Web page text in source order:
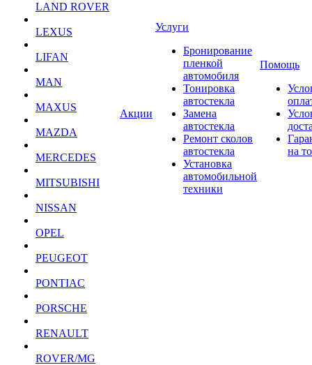
LAND ROVER
LEXUS
LIFAN
MAN
MAXUS
MAZDA
MERCEDES
MITSUBISHI
NISSAN
OPEL
PEUGEOT
PONTIAC
PORSCHE
RENAULT
ROVER/MG
Акции
Услуги
Бронирование
пленкой
автомобиля
Тонировка
автостекла
Замена
автостекла
Ремонт сколов
автостекла
Установка
автомобильной
техники
Помощь
на